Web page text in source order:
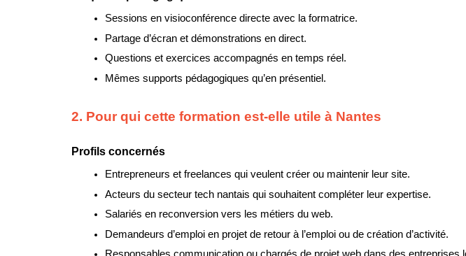
Sessions en visioconférence directe avec la formatrice.
Partage d’écran et démonstrations en direct.
Questions et exercices accompagnés en temps réel.
Mêmes supports pédagogiques qu’en présentiel.
2. Pour qui cette formation est-elle utile à Nantes
Profils concernés
Entrepreneurs et freelances qui veulent créer ou maintenir leur site.
Acteurs du secteur tech nantais qui souhaitent compléter leur expertise.
Salariés en reconversion vers les métiers du web.
Demandeurs d’emploi en projet de retour à l’emploi ou de création d’activité.